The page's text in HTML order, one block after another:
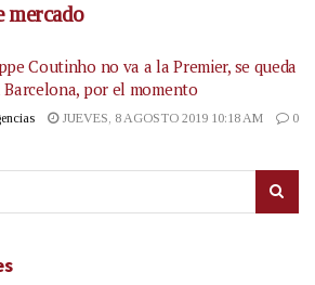
mercado
Coutinho no va a la Premier, se queda
Barcelona, por el momento
JUEVES, 8 AGOSTO 2019 10:18 AM 0